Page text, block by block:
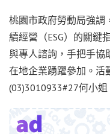
桃園市政府勞動局強調
續經營（ESG）的關鍵
與專人諮詢，手把手協
在地企業踴躍參加。活
(03)3010933#27何小姐